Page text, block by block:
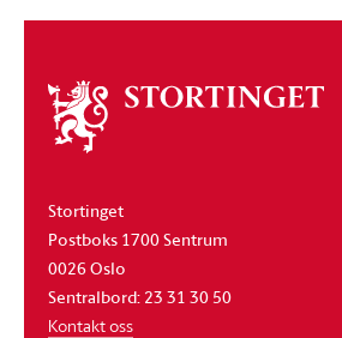
Om
stortinget
Stortinget
Postboks 1700 Sentrum
0026 Oslo
Sentralbord: 23 31 30 50
Kontakt oss